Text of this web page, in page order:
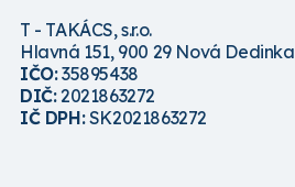
T - TAKÁCS, s.r.o.
Hlavná 151, 900 29 Nová Dedinka
IČO:35895438
DIČ:2021863272
IČ DPH:SK2021863272